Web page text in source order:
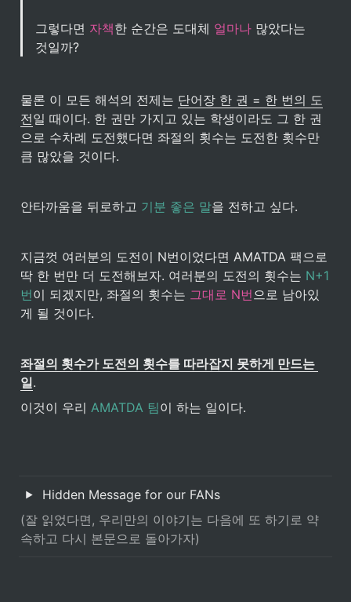
그렇다면 자책한 순간은 도대체 얼마나 많았다는
것일까?
물론 이 모든 해석의 전제는 단어장 한 권 = 한 번의 도
전일 때이다. 한 권만 가지고 있는 학생이라도 그 한 권
으로 수차례 도전했다면 좌절의 횟수는 도전한 횟수만
큼 많았을 것이다.
안타까움을 뒤로하고 기분 좋은 말을 전하고 싶다.
지금껏 여러분의 도전이 N번이었다면 AMATDA 팩으로
딱 한 번만 더 도전해보자. 여러분의 도전의 횟수는 N+1
번이 되겠지만, 좌절의 횟수는 그대로 N번으로 남아있
게 될 것이다.
좌절의 횟수가 도전의 횟수를 따라잡지 못하게 만드는
일.
이것이 우리 AMATDA 팀이 하는 일이다.
Hidden Message for our FANs
(잘 읽었다면, 우리만의 이야기는 다음에 또 하기로 약
속하고 다시 본문으로 돌아가자)